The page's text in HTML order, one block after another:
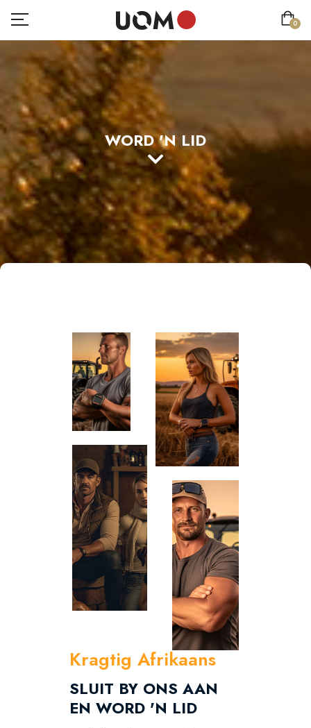
0
WORD 'N LID
Kragtig Afrikaans
SLUIT BY ONS AAN
EN WORD 'N LID